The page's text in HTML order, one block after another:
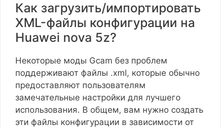
Как загрузить/импортировать
XML-файлы конфигурации на
Huawei nova 5z?
Некоторые моды Gcam без проблем
поддерживают файлы .xml, которые обычно
предоставляют пользователям
замечательные настройки для лучшего
использования. В общем, вам нужно создать
эти файлы конфигурации в зависимости от